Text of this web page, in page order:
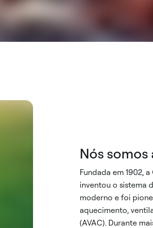
Nós somos
Fundada em 1902,
inventou o sistema
moderno e foi
aquecimento,
(AVAC). Durante